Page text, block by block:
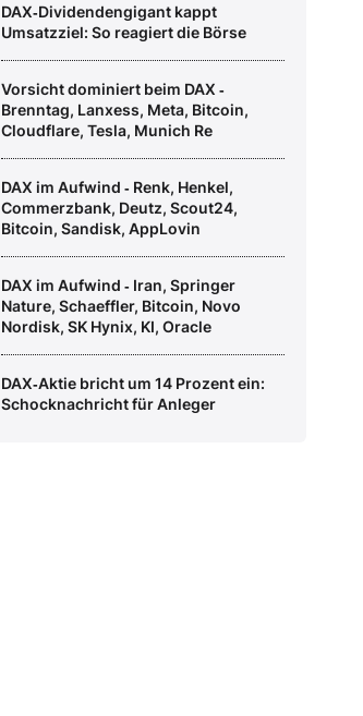
DAX‑Dividendengigant kappt
Umsatzziel: So reagiert die Börse
Vorsicht dominiert beim DAX ‑
Brenntag, Lanxess, Meta, Bitcoin,
Cloudflare, Tesla, Munich Re
DAX im Aufwind ‑ Renk, Henkel,
Commerzbank, Deutz, Scout24,
Bitcoin, Sandisk, AppLovin
DAX im Aufwind ‑ Iran, Springer
Nature, Schaeffler, Bitcoin, Novo
Nordisk, SK Hynix, KI, Oracle
DAX‑Aktie bricht um 14 Prozent ein:
Schocknachricht für Anleger